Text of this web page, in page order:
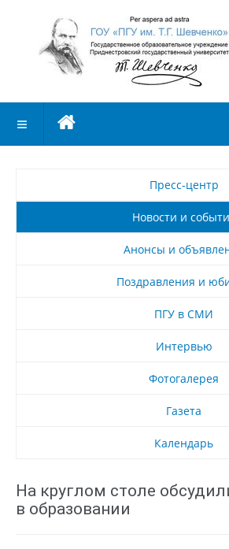
Пресс-центр
Новости и
Анонсы и
Поздравления и
ПГУ в СМИ
Интервью
Фотогалерея
Газета
Календарь
На круглом столе
в образовании